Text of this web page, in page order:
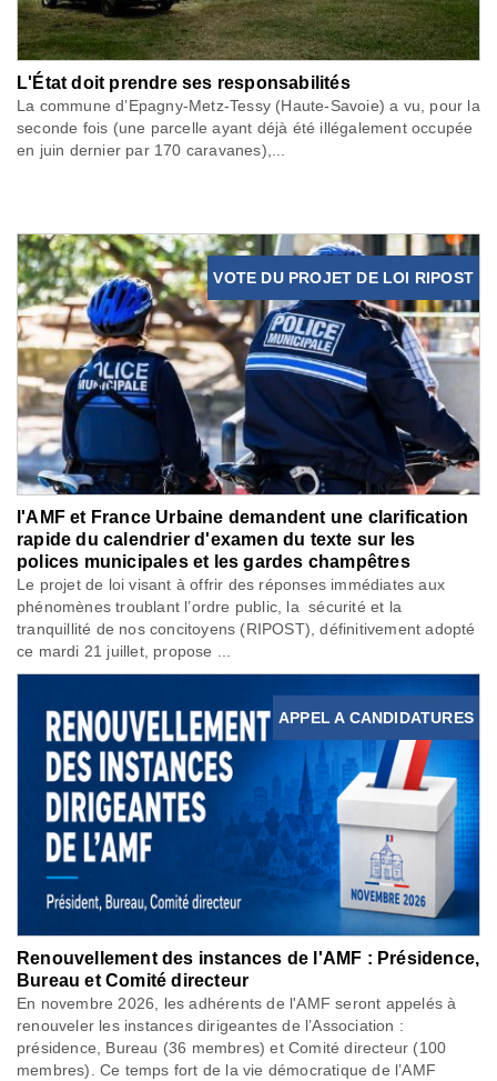
L'État doit prendre ses responsabilités
La commune d’Epagny-Metz-Tessy (Haute-Savoie) a vu, pour la
seconde fois (une parcelle ayant déjà été illégalement occupée
en juin dernier par 170 caravanes),...
VOTE DU PROJET DE LOI RIPOST
l'AMF et France Urbaine demandent une clarification
rapide du calendrier d'examen du texte sur les
polices municipales et les gardes champêtres
Le projet de loi visant à offrir des réponses immédiates aux
phénomènes troublant l’ordre public, la sécurité et la
tranquillité de nos concitoyens (RIPOST), définitivement adopté
ce mardi 21 juillet, propose ...
APPEL A CANDIDATURES
Renouvellement des instances de l'AMF : Présidence,
Bureau et Comité directeur
En novembre 2026, les adhérents de l'AMF seront appelés à
renouveler les instances dirigeantes de l’Association :
présidence, Bureau (36 membres) et Comité directeur (100
membres). Ce temps fort de la vie démocratique de l’AMF